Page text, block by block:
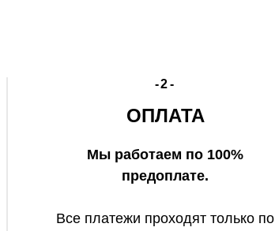
-2-
ОПЛАТА
Мы работаем по 100%
предоплате.
Все платежи проходят только по